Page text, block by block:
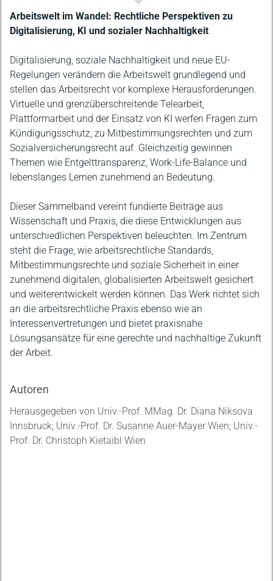
Beschreibung
Arbeitswelt im Wandel: Rechtliche Perspektiven zu
Digitalisierung, KI und sozialer Nachhaltigkeit
Digitalisierung, soziale Nachhaltigkeit und neue EU-
Regelungen verändern die Arbeitswelt grundlegend und
stellen das Arbeitsrecht vor komplexe Herausforderungen.
Virtuelle und grenzüberschreitende Telearbeit,
Plattformarbeit und der Einsatz von KI werfen Fragen zum
Kündigungsschutz, zu Mitbestimmungsrechten und zum
Sozialversicherungsrecht auf. Gleichzeitig gewinnen
Themen wie Entgelttransparenz, Work-Life-Balance und
lebenslanges Lernen zunehmend an Bedeutung.
Dieser Sammelband vereint fundierte Beiträge aus
Wissenschaft und Praxis, die diese Entwicklungen aus
unterschiedlichen Perspektiven beleuchten. Im Zentrum
steht die Frage, wie arbeitsrechtliche Standards,
Mitbestimmungsrechte und soziale Sicherheit in einer
zunehmend digitalen, globalisierten Arbeitswelt gesichert
und weiterentwickelt werden können. Das Werk richtet sich
an die arbeitsrechtliche Praxis ebenso wie an
Interessenvertretungen und bietet praxisnahe
Lösungsansätze für eine gerechte und nachhaltige Zukunft
der Arbeit.
Autoren
Herausgegeben von Univ.-Prof. MMag. Dr. Diana Niksova
Innsbruck; Univ.-Prof. Dr. Susanne Auer-Mayer Wien; Univ.-
Prof. Dr. Christoph Kietaibl Wien